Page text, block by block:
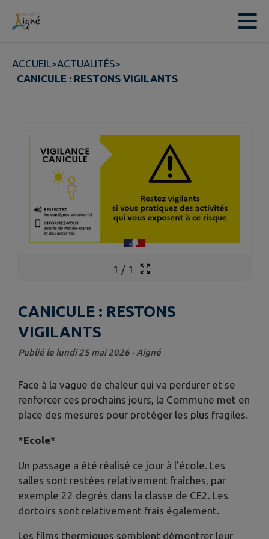
Contenu
ACCUEIL>ACTUALITÉS>
CANICULE : RESTONS VIGILANTS
1 / 1
CANICULE : RESTONS
VIGILANTS
Publié le lundi 25 mai 2026 - Aigné
Face à la vague de chaleur qui va perdurer et se
renforcer ces prochains jours, la Commune met en
place des mesures pour protéger les plus fragiles.
*Ecole*
Un passage a été réalisé ce jour à l'école. Les
salles sont restées relativement fraîches, par
exemple 22 degrés dans la classe de CE2. Les
dortoirs sont relativement frais également.
Les films thermiques semblent démontrer leur